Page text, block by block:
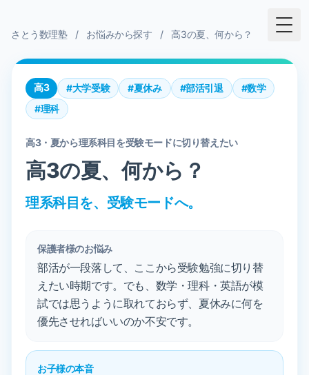
さとう数理塾 / お悩みから探す / 高3の夏、何から？
高3 #大学受験 #夏休み #部活引退
#数学
#理科
高3・夏から理系科目を受験モードに切り替えたい
高3の夏、何から？
理系科目を、受験モードへ。
保護者様のお悩み
部活が一段落して、ここから受験勉強に切り替
えたい時期です。でも、数学・理科・英語が模
試では思うように取れておらず、夏休みに何を
優先させればいいのか不安です。
お子様の本音